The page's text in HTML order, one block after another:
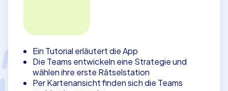
Ein Tutorial erläutert die App
Die Teams entwickeln eine Strategie und
wählen ihre erste Rätselstation
Per Kartenansicht finden sich die Teams